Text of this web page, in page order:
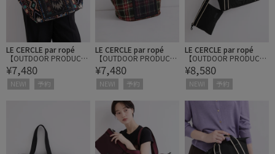
LE CERCLE par ropé
【OUTDOOR PRODUCT
S】ジャガードマルシェ
バッグ
¥7,480
NEW! 予約
LE CERCLE par ropé
【OUTDOOR PRODUCT
S】ジャガードマルシェ
バッグ
¥7,480
NEW! 予約
LE CERCLE par ropé
【OUTDOOR PRODUCT
S】ボートシェイプトー
トバッグ（ポーチ付き）
¥8,580
NEW! 予約